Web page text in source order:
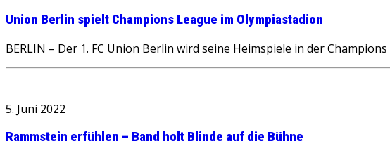
Union Berlin spielt Champions League im Olympiastadion
BERLIN – Der 1. FC Union Berlin wird seine Heimspiele in der
5. Juni 2022
Rammstein erfühlen – Band holt Blinde auf die Bühne